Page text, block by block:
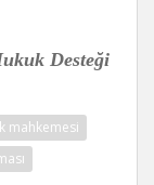
mahkemesi